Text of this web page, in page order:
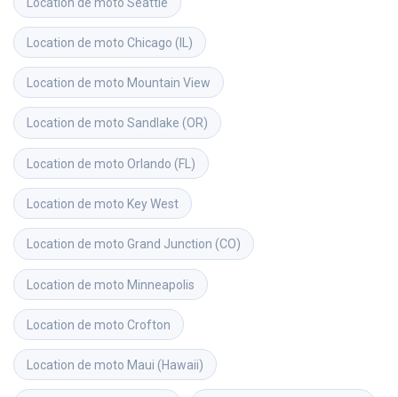
Location de moto Chicago (IL)
Location de moto Mountain View
Location de moto Sandlake (OR)
Location de moto Orlando (FL)
Location de moto Key West
Location de moto Grand Junction (CO)
Location de moto Minneapolis
Location de moto Crofton
Location de moto Maui (Hawaii)